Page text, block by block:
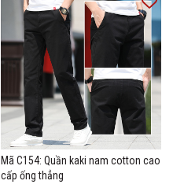
Mã C154: Quần kaki nam cotton cao
cấp ống thẳng